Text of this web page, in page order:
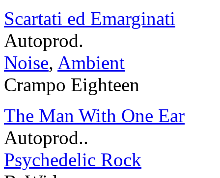
Scartati ed Emarginati
Autoprod.
Noise, Ambient
Crampo Eighteen
The Man With One Ear
Autoprod..
Psychedelic Rock